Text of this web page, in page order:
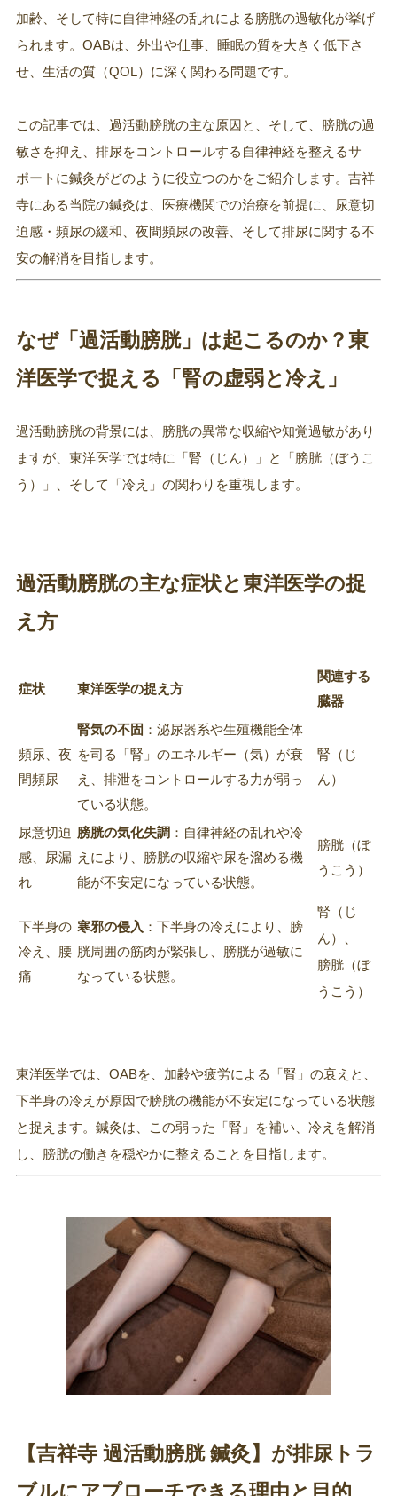
加齢、そして特に自律神経の乱れによる膀胱の過敏化が挙げ
られます。OABは、外出や仕事、睡眠の質を大きく低下さ
せ、生活の質（QOL）に深く関わる問題です。
この記事では、過活動膀胱の主な原因と、そして、膀胱の過
敏さを抑え、排尿をコントロールする自律神経を整えるサ
ポートに鍼灸がどのように役立つのかをご紹介します。吉祥
寺にある当院の鍼灸は、医療機関での治療を前提に、尿意切
迫感・頻尿の緩和、夜間頻尿の改善、そして排尿に関する不
安の解消を目指します。
なぜ「過活動膀胱」は起こるのか？東
洋医学で捉える「腎の虚弱と冷え」
過活動膀胱の背景には、膀胱の異常な収縮や知覚過敏があり
ますが、東洋医学では特に「腎（じん）」と「膀胱（ぼうこ
う）」、そして「冷え」の関わりを重視します。
過活動膀胱の主な症状と東洋医学の捉
え方
症状 東洋医学の捉え方
関連する
臓器
頻尿、夜
間頻尿
腎気の不固 ：泌尿器系や生殖機能全体
を司る「腎」のエネルギー（気）が衰
え、排泄をコントロールする力が弱っ
ている状態。
腎（じ
ん）
尿意切迫
感、尿漏
れ
膀胱の気化失調 ：自律神経の乱れや冷
えにより、膀胱の収縮や尿を溜める機
能が不安定になっている状態。
膀胱（ぼ
うこう）
下半身の
冷え、腰
痛
寒邪の侵入 ：下半身の冷えにより、膀
胱周囲の筋肉が緊張し、膀胱が過敏に
なっている状態。
腎（じ
ん）、
膀胱（ぼ
うこう）
東洋医学では、OABを、加齢や疲労による「腎」の衰えと、
下半身の冷えが原因で膀胱の機能が不安定になっている状態
と捉えます。鍼灸は、この弱った「腎」を補い、冷えを解消
し、膀胱の働きを穏やかに整えることを目指します。
【吉祥寺 過活動膀胱 鍼灸】が排尿トラ